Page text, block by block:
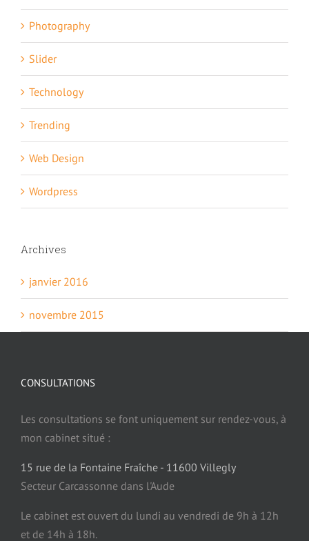
Photography
Slider
Technology
Trending
Web Design
Wordpress
Archives
janvier 2016
novembre 2015
CONSULTATIONS
Les consultations se font uniquement sur rendez-vous, à
mon cabinet situé :
15 rue de la Fontaine Fraîche - 11600 Villegly
Secteur Carcassonne dans l'Aude
Le cabinet est ouvert du lundi au vendredi de 9h à 12h
et de 14h à 18h.